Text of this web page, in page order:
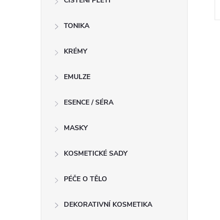
TONIKA
KRÉMY
EMULZE
ESENCE / SÉRA
MASKY
KOSMETICKÉ SADY
PÉČE O TĚLO
DEKORATIVNÍ KOSMETIKA